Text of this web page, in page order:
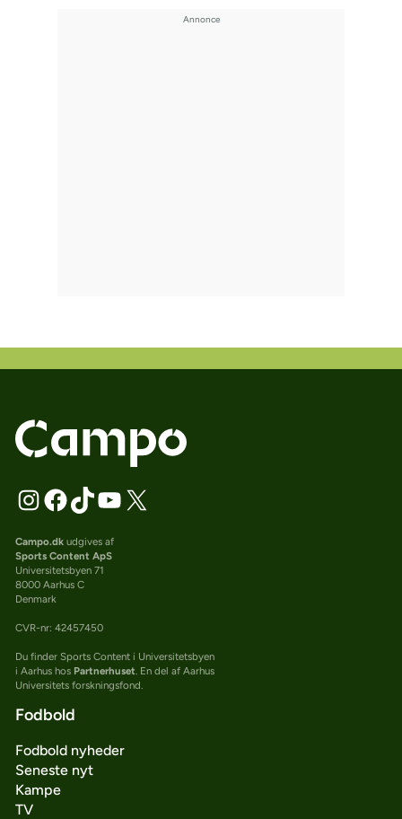
Campo.dkudgives af
Sports Content ApS
Universitetsbyen 71
8000 Aarhus C
Denmark
CVR-nr: 42457450
Du finder Sports Content i Universitetsbyen
i Aarhus hos Partnerhuset. En del af Aarhus
Universitets forskningsfond.
Fodbold
Fodbold nyheder
Seneste nyt
Kampe
TV